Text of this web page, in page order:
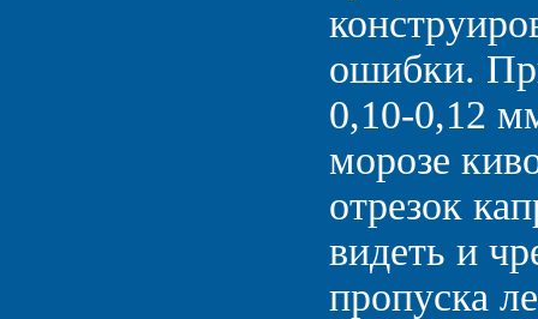
ошибки.
0,10-0,12
морозе
отрезок
видеть и
пропуска